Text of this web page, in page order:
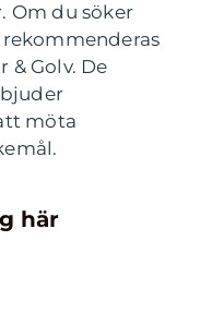
Om du söker
& Golv. De
möta
här